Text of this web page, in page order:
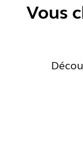
Vous